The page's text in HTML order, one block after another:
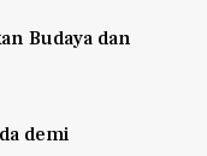
Budaya dan
demi